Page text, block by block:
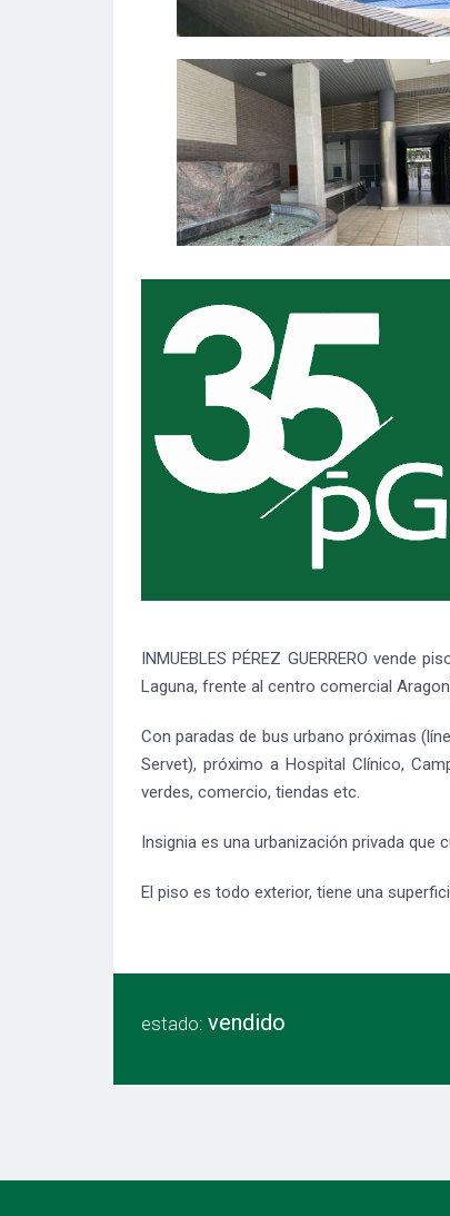
INMUEBLES PÉREZ GUERRERO
Laguna, frente al centro comercial
Con paradas de bus urbano próximas
Servet), próximo a Hospital Clínico,
verdes, comercio, tiendas etc.
Insignia es una urbanización privada
El piso es todo exterior, tiene una
estado: vendido